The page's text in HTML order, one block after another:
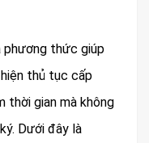
phương thức giúp
thủ tục cấp
thời gian mà không
Dưới đây là